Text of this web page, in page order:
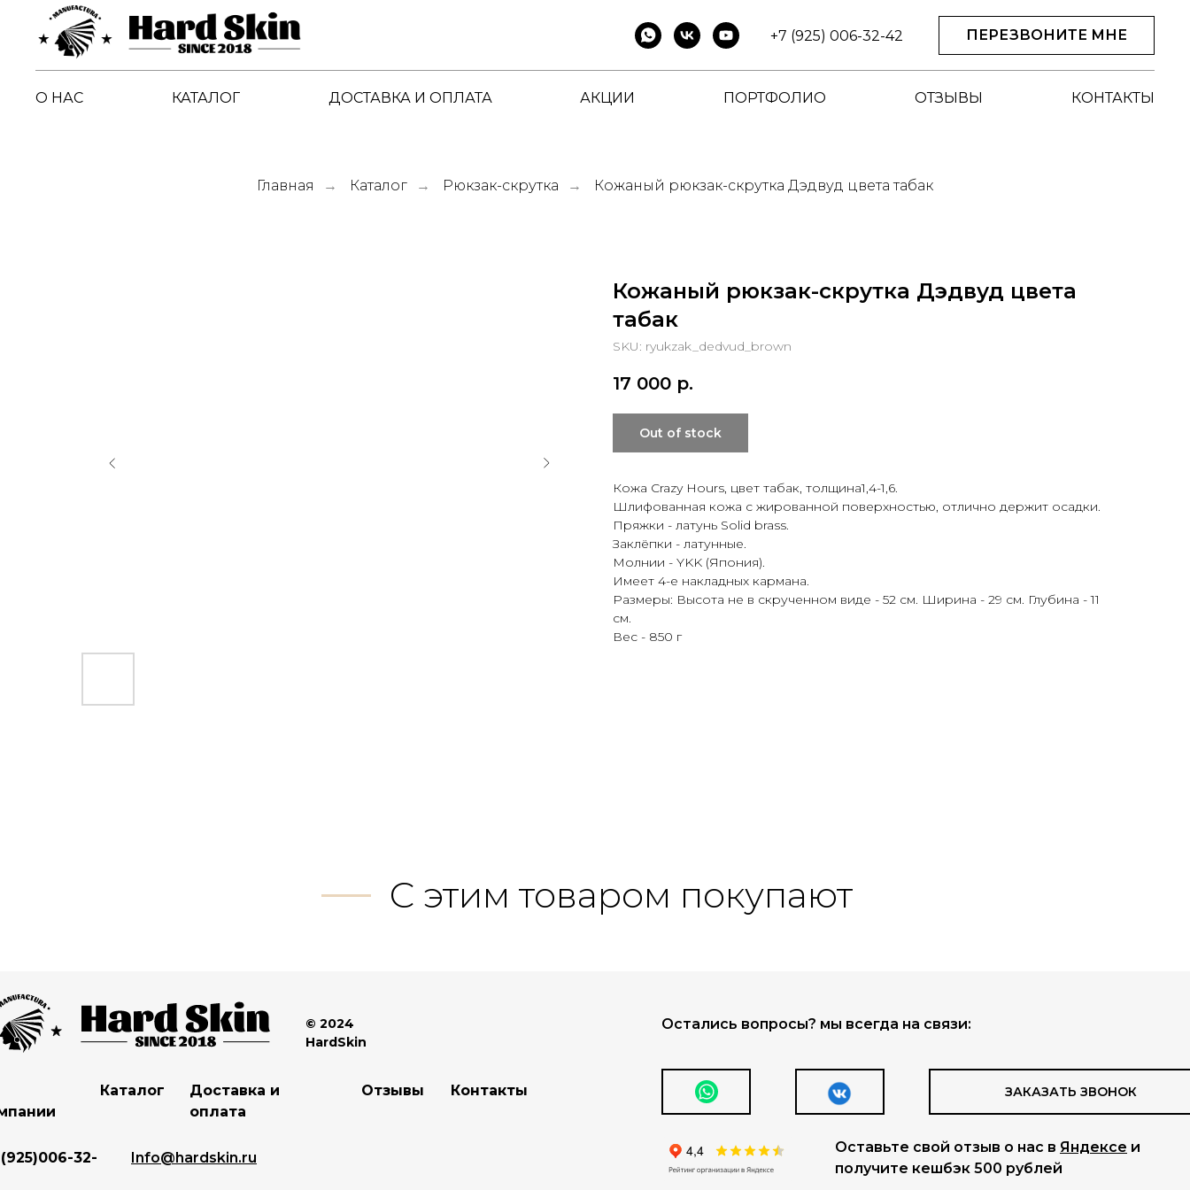
+7 (925) 006-32-42 ПЕРЕЗВОНИТЕ МНЕ
О НАС КАТАЛОГ ДОСТАВКА И ОПЛАТА АКЦИИ ПОРТФОЛИО ОТЗЫВЫ КОНТАКТЫ
Главная → Каталог → Рюкзак-скрутка → Кожаный рюкзак-скрутка Дэдвуд цвета табак
Кожаный рюкзак-скрутка Дэдвуд цвета
табак
SKU: ryukzak_dedvud_brown
17 000 р.
Out of stock
Кожа Crazy Hours, цвет табак, толщина1,4-1,6.
Шлифованная кожа с жированной поверхностью, отлично держит осадки.
Пряжки - латунь Solid brass.
Заклёпки - латунные.
Молнии - YKK (Япония).
Имеет 4-е накладных кармана.
Размеры: Высота не в скрученном виде - 52 см. Ширина - 29 см. Глубина - 11
см.
Вес - 850 г
Остались вопросы? мы всегда на связи:
ЗАКАЗАТЬ ЗВОНОК
Оставьте свой отзыв о нас в Яндексе и
получите кешбэк 500 рублей
© 2024
HardSkin
Каталог
Доставка и
оплата
Отзывы Контакты
32- Info@hardskin.ru